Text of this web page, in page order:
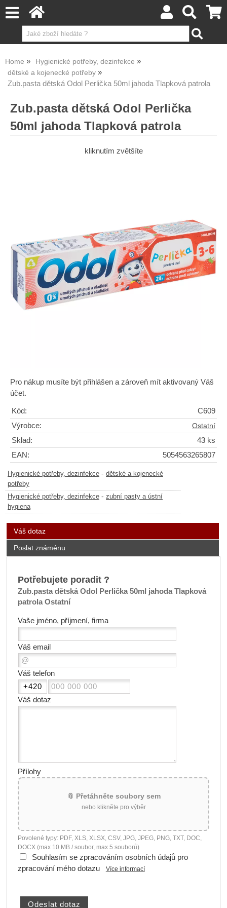
Home
Hygienické potřeby, dezinfekce
dětské a kojenecké potřeby
Zub.pasta dětská Odol Perlička 50ml jahoda Tlapková patrola
Zub.pasta dětská Odol Perlička
50ml jahoda Tlapková patrola
kliknutím zvětšíte
Pro nákup musíte být přihlášen a zároveň mít aktivovaný Váš
účet.
Kód:
C609
Výrobce:
Ostatní
Sklad:
43 ks
EAN:
5054563265807
Hygienické potřeby, dezinfekce - dětské a kojenecké
potřeby
Hygienické potřeby, dezinfekce - zubní pasty a ústní
hygiena
Váš dotaz
Poslat známénu
Potřebujete poradit ?
Zub.pasta dětská Odol Perlička 50ml jahoda Tlapková
patrola Ostatní
Vaše jméno, příjmení, firma
Váš email
Váš telefon
Váš dotaz
Přílohy
📎 Přetáhněte soubory sem
nebo klikněte pro výběr
Povolené typy: PDF, XLS, XLSX, CSV, JPG, JPEG, PNG, TXT, DOC,
DOCX (max 10 MB / soubor, max 5 souborů)
Souhlasím se zpracováním osobních údajů pro
zpracování mého dotazu
Více informací